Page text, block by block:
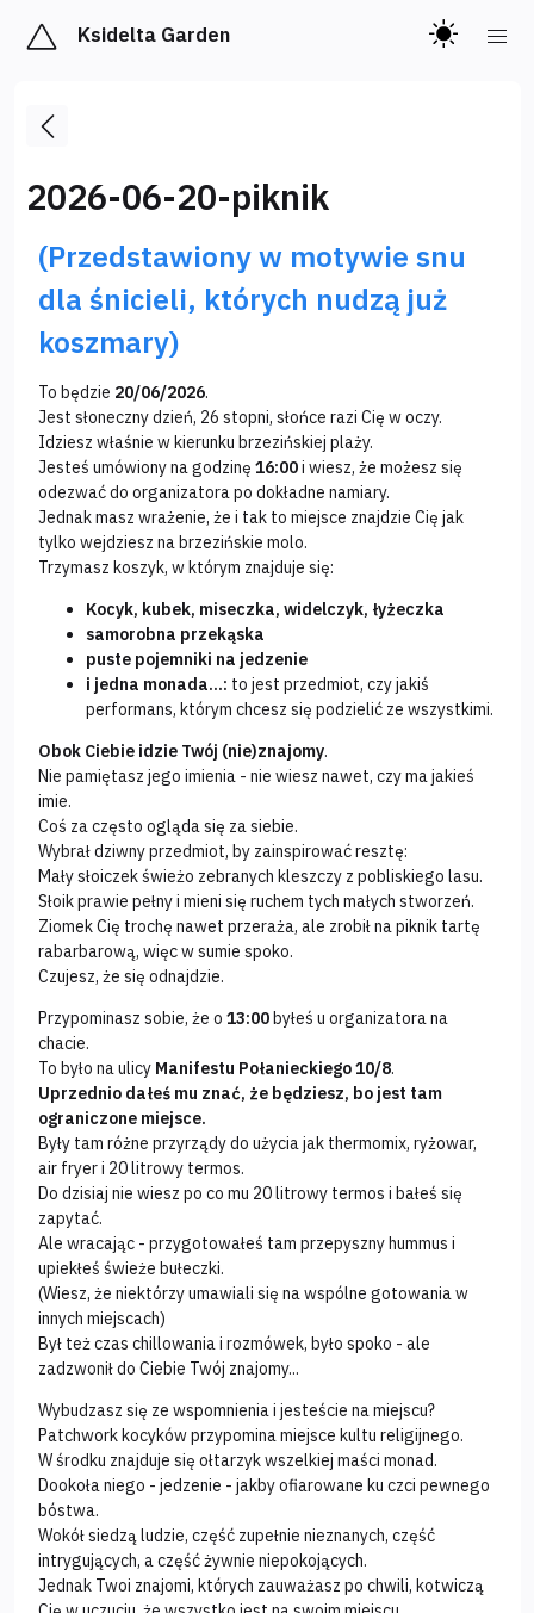
Ksidelta Garden
2026-06-20-piknik
(Przedstawiony w motywie snu
dla śnicieli, których nudzą już
koszmary)
To będzie 20/06/2026.
Jest słoneczny dzień, 26 stopni, słońce razi Cię w oczy.
Idziesz właśnie w kierunku brzezińskiej plaży.
Jesteś umówiony na godzinę 16:00i wiesz, że możesz się
odezwać do organizatora po dokładne namiary.
Jednak masz wrażenie, że i tak to miejsce znajdzie Cię jak
tylko wejdziesz na brzezińskie molo.
Trzymasz koszyk, w którym znajduje się:
Kocyk, kubek, miseczka, widelczyk, łyżeczka
samorobna przekąska
puste pojemniki na jedzenie
i jedna monada...: to jest przedmiot, czy jakiś
performans, którym chcesz się podzielić ze wszystkimi.
Obok Ciebie idzie Twój (nie)znajomy.
Nie pamiętasz jego imienia - nie wiesz nawet, czy ma jakieś
imie.
Coś za często ogląda się za siebie.
Wybrał dziwny przedmiot, by zainspirować resztę:
Mały słoiczek świeżo zebranych kleszczy z pobliskiego lasu.
Słoik prawie pełny i mieni się ruchem tych małych stworzeń.
Ziomek Cię trochę nawet przeraża, ale zrobił na piknik tartę
rabarbarową, więc w sumie spoko.
Czujesz, że się odnajdzie.
Przypominasz sobie, że o 13:00byłeś u organizatora na
chacie.
To było na ulicy Manifestu Połanieckiego 10/8.
Uprzednio dałeś mu znać, że będziesz, bo jest tam
ograniczone miejsce.
Były tam różne przyrządy do użycia jak thermomix, ryżowar,
air fryer i 20 litrowy termos.
Do dzisiaj nie wiesz po co mu 20 litrowy termos i bałeś się
zapytać.
Ale wracając - przygotowałeś tam przepyszny hummus i
upiekłeś świeże bułeczki.
(Wiesz, że niektórzy umawiali się na wspólne gotowania w
innych miejscach)
Był też czas chillowania i rozmówek, było spoko - ale
zadzwonił do Ciebie Twój znajomy...
Wybudzasz się ze wspomnienia i jesteście na miejscu?
Patchwork kocyków przypomina miejsce kultu religijnego.
W środku znajduje się ołtarzyk wszelkiej maści monad.
Dookoła niego - jedzenie - jakby ofiarowane ku czci pewnego
bóstwa.
Wokół siedzą ludzie, część zupełnie nieznanych, część
intrygujących, a część żywnie niepokojących.
Jednak Twoi znajomi, których zauważasz po chwili, kotwiczą